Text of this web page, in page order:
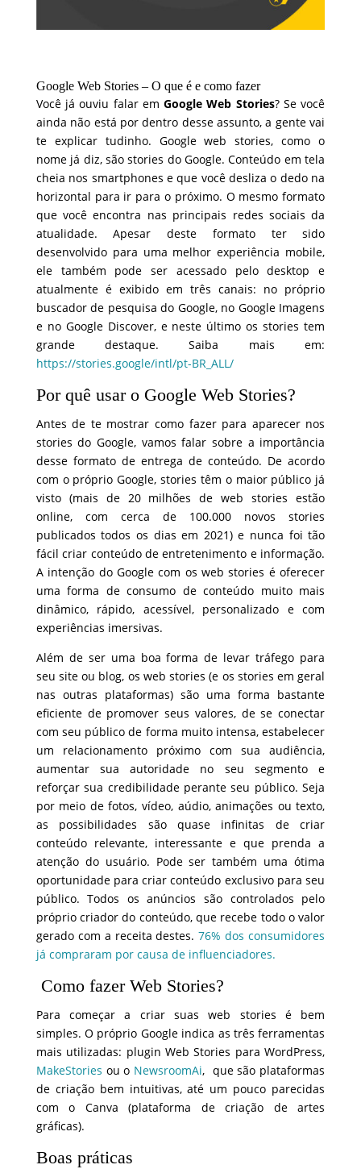
Google Web Stories – O que é e como fazer
Você já ouviu falar emGoogle Web Stories? Se você
ainda não está por dentro desse assunto, a gente vai
te explicar tudinho. Google web stories, como o
nome já diz, são stories do Google. Conteúdo em tela
cheia nos smartphones e que você desliza o dedo na
horizontal para ir para o próximo. O mesmo formato
que você encontra nas principais redes sociais da
atualidade. Apesar deste formato ter sido
desenvolvido para uma melhor experiência mobile,
ele também pode ser acessado pelo desktop e
atualmente é exibido em três canais: no próprio
buscador de pesquisa do Google, no Google Imagens
e no Google Discover, e neste último os stories tem
grande destaque. Saiba mais em:
https://stories.google/intl/pt-BR_ALL/
Por quê usar o Google Web Stories?
Antes de te mostrar como fazer para aparecer nos
stories do Google, vamos falar sobre a importância
desse formato de entrega de conteúdo. De acordo
com o próprio Google, stories têm o maior público já
visto (mais de 20 milhões de web stories estão
online, com cerca de 100.000 novos stories
publicados todos os dias em 2021) e nunca foi tão
fácil criar conteúdo de entretenimento e informação.
A intenção do Google com os web stories é oferecer
uma forma de consumo de conteúdo muito mais
dinâmico, rápido, acessível, personalizado e com
experiências imersivas.
Além de ser uma boa forma de levar tráfego para
seu site ou blog, os web stories (e os stories em geral
nas outras plataformas) são uma forma bastante
eficiente de promover seus valores, de se conectar
com seu público de forma muito intensa, estabelecer
um relacionamento próximo com sua audiência,
aumentar sua autoridade no seu segmento e
reforçar sua credibilidade perante seu público. Seja
por meio de fotos, vídeo, aúdio, animações ou texto,
as possibilidades são quase infinitas de criar
conteúdo relevante, interessante e que prenda a
atenção do usuário. Pode ser também uma ótima
oportunidade para criar conteúdo exclusivo para seu
público. Todos os anúncios são controlados pelo
próprio criador do conteúdo, que recebe todo o valor
gerado com a receita destes.76% dos consumidores
já compraram por causa de influenciadores.
Como fazer Web Stories?
Para começar a criar suas web stories é bem
simples. O próprio Google indica as três ferramentas
mais utilizadas: plugin Web Stories para WordPress,
MakeStories ou o NewsroomAi, que são plataformas
de criação bem intuitivas, até um pouco parecidas
com o Canva (plataforma de criação de artes
gráficas).
Boas práticas